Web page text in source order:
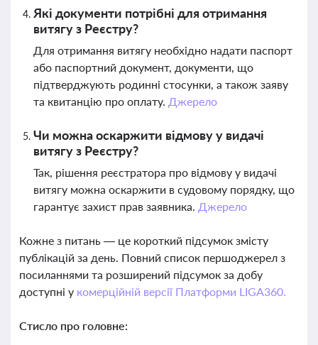
Які документи потрібні для отримання
витягу з Реєстру?
Для отримання витягу необхідно надати паспорт
або паспортний документ, документи, що
підтверджують родинні стосунки, а також заяву
та квитанцію про оплату. Джерело
Чи можна оскаржити відмову у видачі
витягу з Реєстру?
Так, рішення реєстратора про відмову у видачі
витягу можна оскаржити в судовому порядку, що
гарантує захист прав заявника. Джерело
Кожне з питань — це короткий підсумок змісту
публікацій за день. Повний список першоджерел з
посиланнями та розширений підсумок за добу
доступні у комерційній версії Платформи LIGA360.
Стисло про головне: